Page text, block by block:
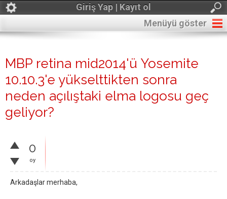
Giriş Yap | Kayıt ol
Menüyü göster
MBP retina mid2014'ü Yosemite
10.10.3'e yükselttikten sonra
neden açılıştaki elma logosu geç
geliyor?
0
oy
Arkadaşlar merhaba,